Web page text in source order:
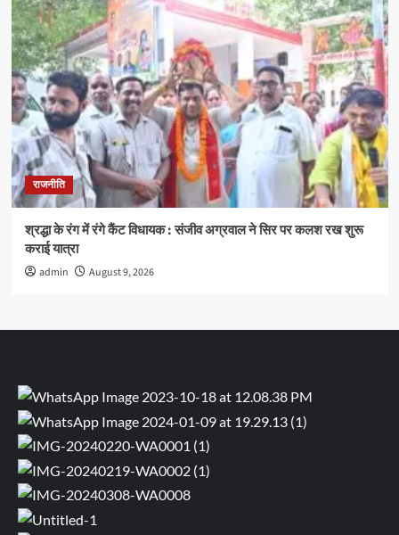
राजनीति
श्रद्धा के रंग में रंगे कैंट विधायक : संजीव अग्रवाल ने सिर पर कलश रख शुरू
कराई यात्रा
admin August 9, 2026